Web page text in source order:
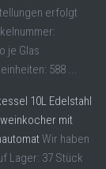
erfolgt
je Glas
588 ...
10L Edelstahl
mit
Wir haben
Lager: 37 Stück